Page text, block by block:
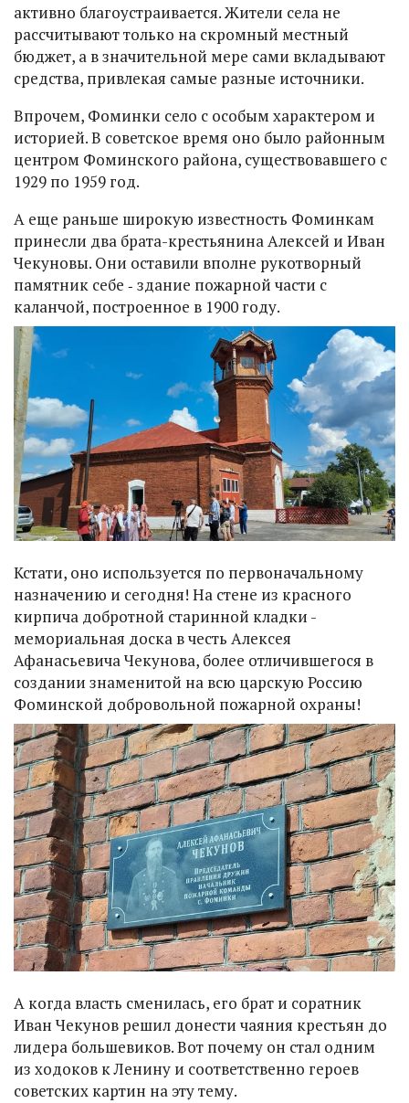
активно благоустраивается. Жители села не
рассчитывают только на скромный местный
бюджет, а в значительной мере сами вкладывают
средства, привлекая самые разные источники.
Впрочем, Фоминки село с особым характером и
историей. В советское время оно было районным
центром Фоминского района, существовавшего с
1929 по 1959 год.
А еще раньше широкую известность Фоминкам
принесли два брата-крестьянина Алексей и Иван
Чекуновы. Они оставили вполне рукотворный
памятник себе ‑ здание пожарной части с
каланчой, построенное в 1900 году.
Кстати, оно используется по первоначальному
назначению и сегодня! На стене из красного
кирпича добротной старинной кладки -
мемориальная доска в честь Алексея
Афанасьевича Чекунова, более отличившегося в
создании знаменитой на всю царскую Россию
Фоминской добровольной пожарной охраны!
А когда власть сменилась, его брат и соратник
Иван Чекунов решил донести чаяния крестьян до
лидера большевиков. Вот почему он стал одним
из ходоков к Ленину и соответственно героев
советских картин на эту тему.